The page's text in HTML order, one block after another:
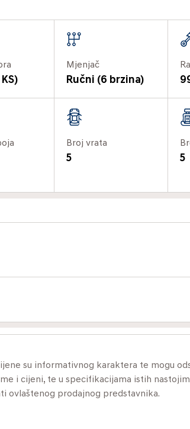
Mjenjač
Ručni (6 brzina)
Broj vrata
5 5
su informativnog karaktera te mogu
i cijeni, te u specifikacijama istih
ovlaštenog prodajnog predstavnika.